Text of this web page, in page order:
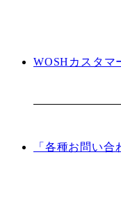
WOSHカスタマ
「各種お問い